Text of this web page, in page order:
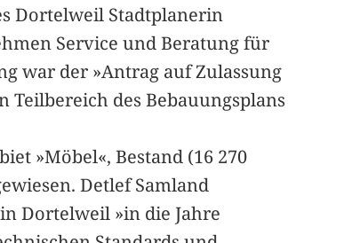
Dortelweil Stadtplanerin
Service und Beratung für
war der »Antrag auf Zulassung
Teilbereich des Bebauungsplans
»Möbel«, Bestand (16 270
Detlef Samland
Dortelweil »in die Jahre